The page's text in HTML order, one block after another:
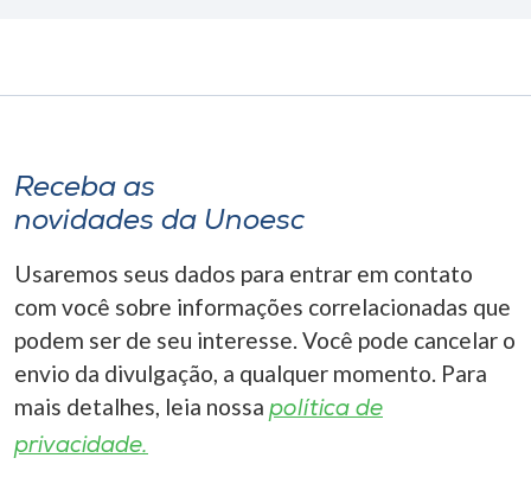
Receba as
novidades da Unoesc
Usaremos seus dados para entrar em contato
com você sobre informações correlacionadas que
podem ser de seu interesse. Você pode cancelar o
envio da divulgação, a qualquer momento. Para
mais detalhes, leia nossa política de
privacidade.